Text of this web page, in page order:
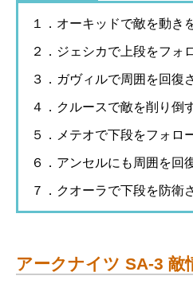
１．オーキッドで敵を動き
２．ジェシカで上段をフォ
３．ガヴィルで周囲を回復
４．クルースで敵を削り倒
５．メテオで下段をフォロ
６．アンセルにも周囲を回
７．クオーラで下段を防衛
アークナイツ SA-3 敵